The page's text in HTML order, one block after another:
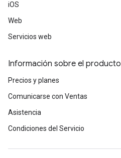
iOS
Web
Servicios web
Información sobre el producto
Precios y planes
Comunicarse con Ventas
Asistencia
Condiciones del Servicio